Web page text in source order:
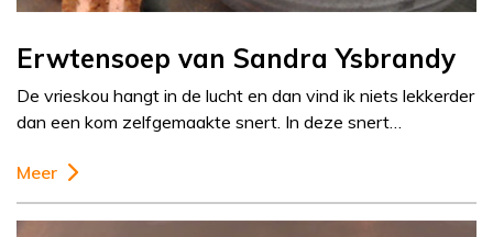
Erwtensoep van Sandra Ysbrandy
De vrieskou hangt in de lucht en dan vind ik niets lekkerder
dan een kom zelfgemaakte snert. In deze snert…
Meer